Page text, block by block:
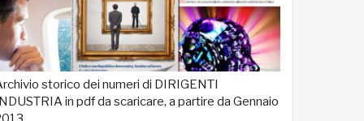
storico dei numeri di DIRIGENTI
in pdf da scaricare, a partire da Gennaio